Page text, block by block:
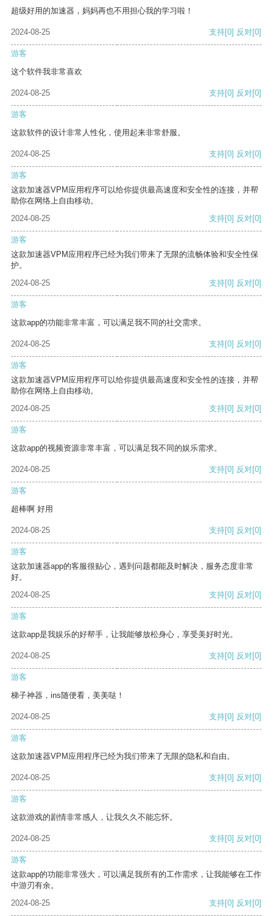
超级好用的加速器，妈妈再也不用担心我的学习啦！
2024-08-25 支持[0] 反对[0]
游客
这个软件我非常喜欢
2024-08-25 支持[0] 反对[0]
游客
这款软件的设计非常人性化，使用起来非常舒服。
2024-08-25 支持[0] 反对[0]
游客
这款加速器VPM应用程序可以给你提供最高速度和安全性的连接，并帮
助你在网络上自由移动。
2024-08-25
支持[0] 反对[0]
游客
这款加速器VPM应用程序已经为我们带来了无限的流畅体验和安全性保
护。
2024-08-25
支持[0] 反对[0]
游客
这款app的功能非常丰富，可以满足我不同的社交需求。
2024-08-25 支持[0] 反对[0]
游客
这款加速器VPM应用程序可以给你提供最高速度和安全性的连接，并帮
助你在网络上自由移动。
2024-08-25
支持[0] 反对[0]
游客
这款app的视频资源非常丰富，可以满足我不同的娱乐需求。
2024-08-25 支持[0] 反对[0]
游客
超棒啊 好用
2024-08-25 支持[0] 反对[0]
游客
这款加速器app的客服很贴心，遇到问题都能及时解决，服务态度非常
好。
2024-08-25
支持[0] 反对[0]
游客
这款app是我娱乐的好帮手，让我能够放松身心，享受美好时光。
2024-08-25 支持[0] 反对[0]
游客
梯子神器，ins随便看，美美哒！
2024-08-25 支持[0] 反对[0]
游客
这款加速器VPM应用程序已经为我们带来了无限的隐私和自由。
2024-08-25 支持[0] 反对[0]
游客
这款游戏的剧情非常感人，让我久久不能忘怀。
2024-08-25 支持[0] 反对[0]
游客
这款app的功能非常强大，可以满足我所有的工作需求，让我能够在工作
中游刃有余。
2024-08-25
支持[0] 反对[0]